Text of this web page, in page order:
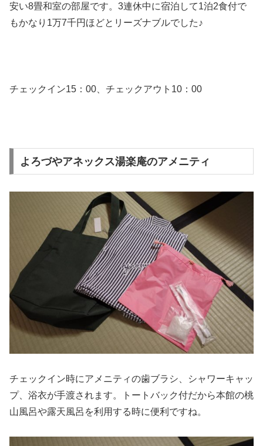
安い8畳和室の部屋です。3連休中に宿泊して1泊2食付で
もかなり1万7千円ほどとリーズナブルでした♪
チェックイン15：00、チェックアウト10：00
よろづやアネックス湯楽庵のアメニティ
チェックイン時にアメニティの歯ブラシ、シャワーキャッ
プ、浴衣が手渡されます。トートバック付だから本館の桃
山風呂や露天風呂を利用する時に便利ですね。